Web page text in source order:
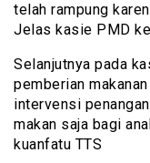
telah rampung
Jelas kasie PMD
Selanjutnya pada
pemberian
intervensi
makan saja bagi
kuanfatu TTS